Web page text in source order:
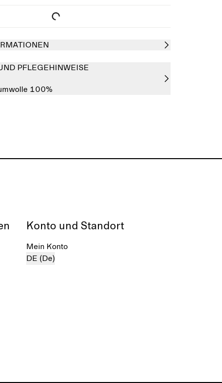
PFLEGEHINWEISE
100%
Konto und Standort
Mein Konto
DE (De)